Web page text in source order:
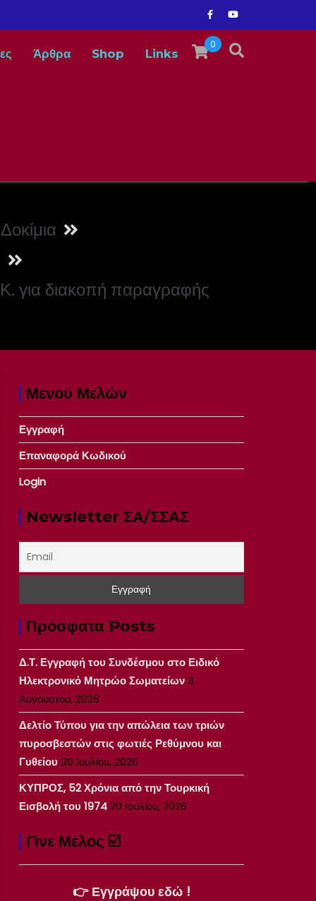
0
Άρθρα Shop Links
για διακοπή παραγραφής
Μενού Μελών
Εγγραφή
Επαναφορά Κωδικού
Login
Newsletter ΣΑ/ΣΣΑΣ
Πρόσφατα Posts
Δ.Τ. Εγγραφή του Συνδέσμου στο Ειδικό
Ηλεκτρονικό Μητρώο Σωματείων3
Αυγούστου, 2026
Δελτίο Τύπου για την απώλεια των τριών
πυροσβεστών στις φωτιές Ρεθύμνου και
Γυθείου 30 Ιουλίου, 2026
ΚΥΠΡΟΣ, 52 Χρόνια από την Τουρκική
Εισβολή του 197420 Ιουλίου, 2026
Γίνε Μέλος ☑️
👉 Εγγράψου εδώ !